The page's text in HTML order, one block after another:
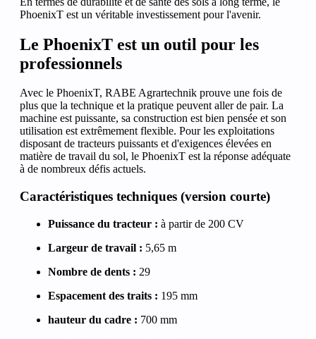
PhoenixT est un véritable investissement pour l'avenir.
Le PhoenixT est un outil pour les
professionnels
Avec le PhoenixT, RABE Agrartechnik prouve une fois de
plus que la technique et la pratique peuvent aller de pair. La
machine est puissante, sa construction est bien pensée et son
utilisation est extrêmement flexible. Pour les exploitations
disposant de tracteurs puissants et d'exigences élevées en
matière de travail du sol, le PhoenixT est la réponse adéquate
à de nombreux défis actuels.
Caractéristiques techniques (version courte)
Puissance du tracteur : à partir de 200 CV
Largeur de travail : 5,65 m
Nombre de dents : 29
Espacement des traits : 195 mm
hauteur du cadre : 700 mm